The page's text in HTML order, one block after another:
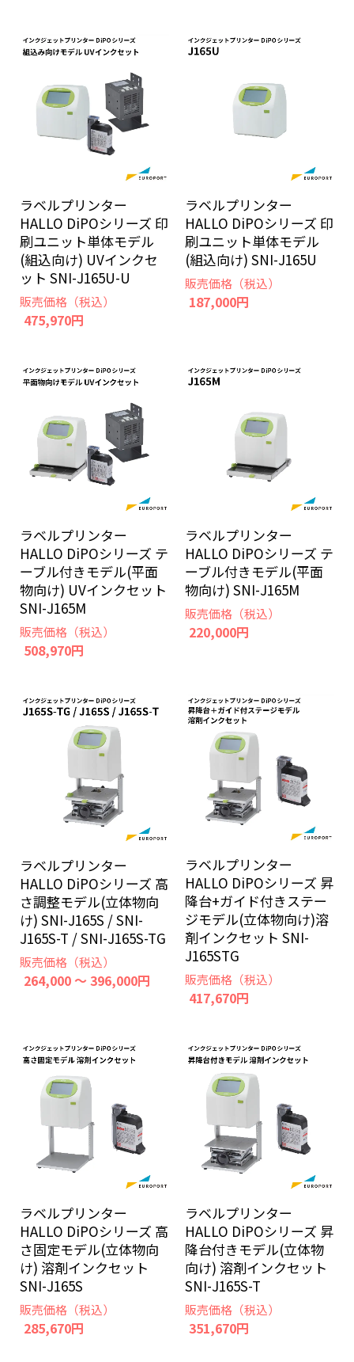
ラベルプリンター
HALLO DiPOシリーズ 印
刷ユニット単体モデル
(組込向け) UVインクセ
ット SNI-J165U-U
販売価格（税込）
475,970円
ラベルプリンター
HALLO DiPOシリーズ 印
刷ユニット単体モデル
(組込向け) SNI-J165U
販売価格（税込）
187,000円
ラベルプリンター
HALLO DiPOシリーズ テ
ーブル付きモデル(平面
物向け) UVインクセット
SNI-J165M
販売価格（税込）
508,970円
ラベルプリンター
HALLO DiPOシリーズ テ
ーブル付きモデル(平面
物向け) SNI-J165M
販売価格（税込）
220,000円
ラベルプリンター
HALLO DiPOシリーズ 高
さ調整モデル(立体物向
け) SNI-J165S / SNI-
J165S-T / SNI-J165S-TG
販売価格（税込）
264,000 ～ 396,000円
ラベルプリンター
HALLO DiPOシリーズ 昇
降台+ガイド付きステー
ジモデル(立体物向け)溶
剤インクセット SNI-
J165STG
販売価格（税込）
417,670円
ラベルプリンター
HALLO DiPOシリーズ 高
さ固定モデル(立体物向
け) 溶剤インクセット
SNI-J165S
販売価格（税込）
285,670円
ラベルプリンター
HALLO DiPOシリーズ 昇
降台付きモデル(立体物
向け) 溶剤インクセット
SNI-J165S-T
販売価格（税込）
351,670円